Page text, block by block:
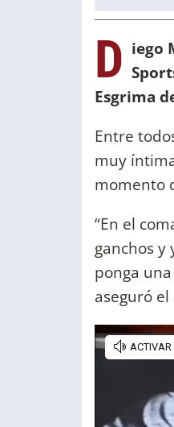
D iego
Esgrima
Entre
muy
momento
“En el
ganchos y
ponga
aseguró